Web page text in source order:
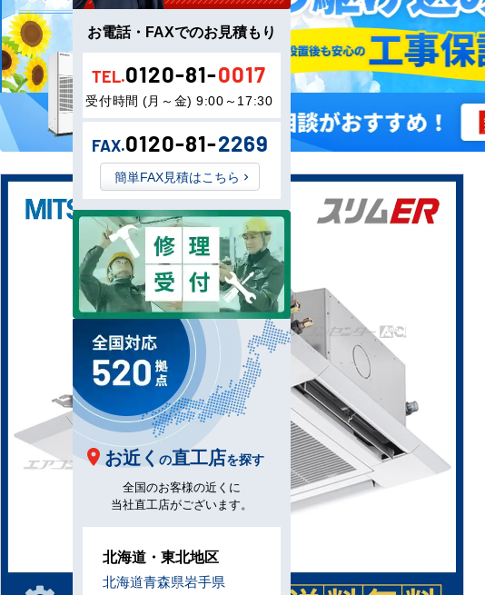
お電話・FAXでのお見積もり
TEL.0120-81-0017
受付時間 (月～金) 9:00～17:30
FAX.0120-81-2269
簡単FAX見積はこちら
お近く の直工店を探す
全国のお客様の近くに
当社直工店がございます。
北海道・東北地区
北海道青森県岩手県